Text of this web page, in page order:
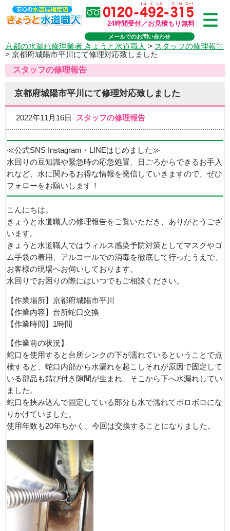
24時間受付／お見積もり無料
メールでのお問い合わせ
京都の水漏れ修理業者 きょうと水道職人 > スタッフの修理報告
> 京都府城陽市平川にて修理対応致しました
スタッフの修理報告
京都府城陽市平川にて修理対応致しました
2022年11月16日 スタッフの修理報告
≪公式SNS Instagram・LINEはじめました≫
水回りの豆知識や緊急時の応急処置、日ごろからできるお手入
れなど、水に関わるお得な情報を発信していきますので、ぜひ
フォローをお願いします！
こんにちは。
きょうと水道職人の修理報告をご覧いただき、ありがとうござ
います。
きょうと水道職人ではウィルス感染予防対策としてマスクやゴ
ム手袋の着用、アルコールでの消毒を徹底して行ったうえで、
お客様の現場へお伺いしております。
水回りでお困りの際にはいつでもご相談ください。
【作業場所】京都府城陽市平川
【作業内容】台所蛇口交換
【作業時間】1時間
【作業前の状況】
蛇口を使用すると台所シンクの下が濡れているということで点
検すると、蛇口内部から水漏れを起こしそれが原因で固定して
いる部品も錆び付き隙間が生まれ、そこから下へ水漏れしてい
ました。
蛇口を挟み込んで固定している部分も水で濡れてボロボロにな
りかけていました。
使用年数も20年ちかく、今回は交換することになりました。